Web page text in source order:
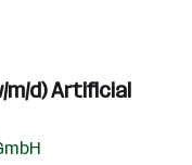
m/d) Artificial